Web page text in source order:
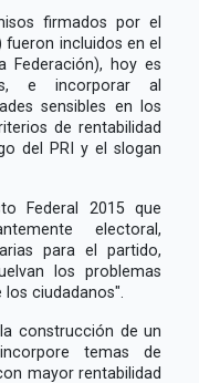
firmados por el
fueron incluidos en el
Federación), hoy es
e incorporar al
sensibles en los
de rentabilidad
del PRI y el slogan
Federal 2015 que
electoral,
para el partido,
los problemas
ciudadanos".
construcción de un
temas de
mayor rentabilidad